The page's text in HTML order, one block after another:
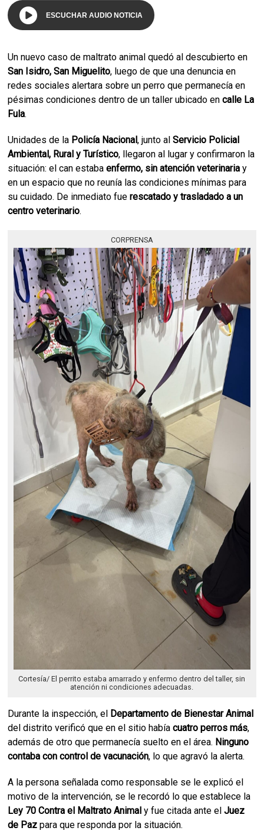
ESCUCHAR AUDIO NOTICIA
Un nuevo caso de maltrato animal quedó al descubierto en
San Isidro, San Miguelito, luego de que una denuncia en
redes sociales alertara sobre un perro que permanecía en
pésimas condiciones dentro de un taller ubicado encalle La
Fula.
Unidades de la Policía Nacional, junto alServicio Policial
Ambiental, Rural y Turístico, llegaron al lugar y confirmaron la
situación: el can estabaenfermo, sin atención veterinaria y
en un espacio que no reunía las condiciones mínimas para
su cuidado. De inmediato fuerescatado y trasladado a un
centro veterinario.
CORPRENSA
Cortesía/ El perrito estaba amarrado y enfermo dentro del taller, sin
atención ni condiciones adecuadas.
Durante la inspección, el Departamento de Bienestar Animal
del distrito verificó que en el sitio habíacuatro perros más,
además de otro que permanecía suelto en el área. Ninguno
contaba con control de vacunación, lo que agravó la alerta.
A la persona señalada como responsable se le explicó el
motivo de la intervención, se le recordó lo que establece la
Ley 70 Contra el Maltrato Animal y fue citada ante elJuez
de Paz para que responda por la situación.